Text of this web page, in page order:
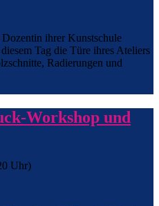
ihrer Kunstschule
Tag die Türe ihres Ateliers
Radierungen und
Workshop und
Uhr)